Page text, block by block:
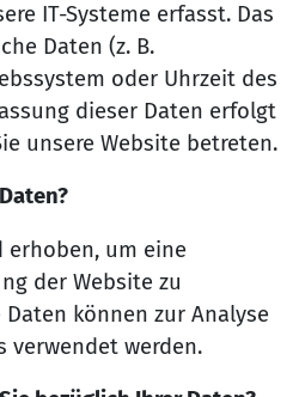
IT-Systeme erfasst. Das
Daten (z. B.
oder Uhrzeit des
dieser Daten erfolgt
unsere Website betreten.
erhoben, um eine
der Website zu
können zur Analyse
verwendet werden.